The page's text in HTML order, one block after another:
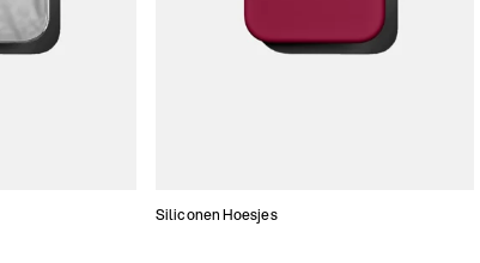
Siliconen Hoesjes